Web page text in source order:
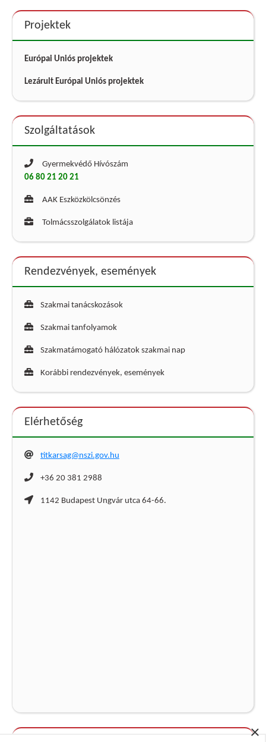
×
Projektek
Európai Uniós projektek
Lezárult Európai Uniós projektek
Szolgáltatások
Gyermekvédő Hívószám
06 80 21 20 21
AAK Eszközkölcsönzés
Tolmácsszolgálatok listája
Rendezvények, események
Szakmai tanácskozások
Szakmai tanfolyamok
Szakmatámogató hálózatok szakmai nap
Korábbi rendezvények, események
Elérhetőség
titkarsag@nszi.gov.hu
+36 20 381 2988
1142 Budapest Ungvár utca 64-66.